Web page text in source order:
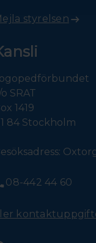
styrelsen
SRAT
1419
84 Stockholm
08-442 44 60